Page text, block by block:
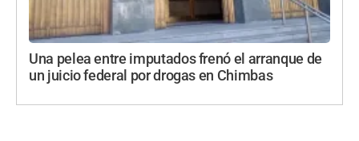
Una pelea entre imputados frenó el arranque de
un juicio federal por drogas en Chimbas